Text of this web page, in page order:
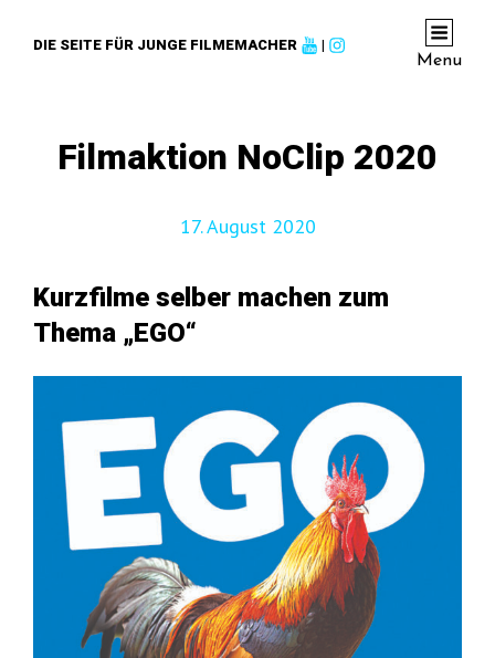
DIE SEITE FÜR JUNGE FILMEMACHER |
Menu
Filmaktion NoClip 2020
17. August 2020
Kurzfilme selber machen zum
Thema „EGO“